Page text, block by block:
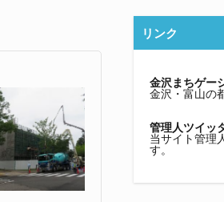
リンク
金沢まちゲー
金沢・富山の
管理人ツイッ
当サイト管理
す。